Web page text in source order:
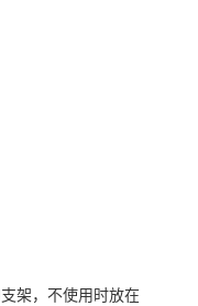
支架，不使用时放在